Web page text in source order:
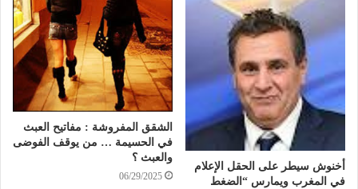
أخنوش سيطر على الحقل الإعلام
في المغرب ويمارس “الضغط
الشقق المفروشة : مفاتيح العبث
في الحسيمة … من يوقف الفوضى
والعبث ؟
06/29/2025